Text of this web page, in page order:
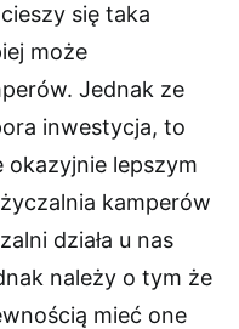
się taka
może
Jednak ze
inwestycja, to
okazyjnie lepszym
kamperów
działa u nas
należy o tym że
mieć one